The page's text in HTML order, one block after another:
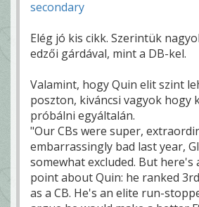
secondary
Elég jó kis cikk. Szerintük
edzői gárdával, mint a DB-kel.
Valamint, hogy Quin elit szint
poszton, kiváncsi vagyok hogy
próbálni egyáltalán.
"Our CBs were super,
embarrassingly bad last year,
somewhat excluded. But here's
point about Quin: he ranked
as a CB. He's an elite run-